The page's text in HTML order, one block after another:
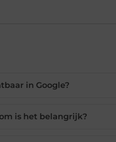
in Google?
is het belangrijk?